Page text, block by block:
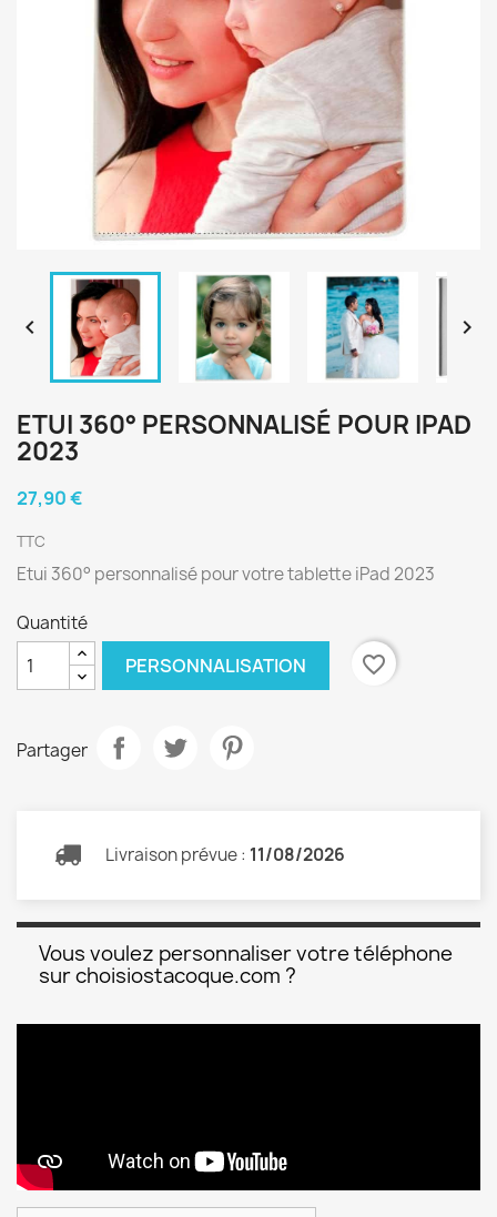
 
ETUI 360° PERSONNALISÉ POUR IPAD
2023
27,90 €
TTC
Etui 360° personnalisé pour votre tablette iPad 2023
Quantité
PERSONNALISATION favorite_border
Partager
Livraison prévue : 11/08/2026
Vous voulez personnaliser votre téléphone
sur choisiostacoque.com ?